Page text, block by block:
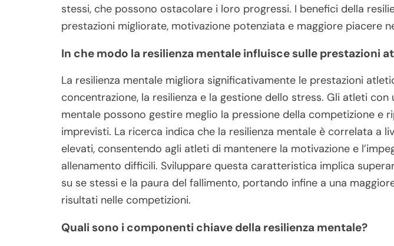
stessi, che possono ostacolare i loro progressi. I benefici della
prestazioni migliorate, motivazione potenziata e maggiore piacere
In che modo la resilienza mentale influisce sulle prestazioni
La resilienza mentale migliora significativamente le prestazioni
concentrazione, la resilienza e la gestione dello stress. Gli atleti con
mentale possono gestire meglio la pressione della competizione e
imprevisti. La ricerca indica che la resilienza mentale è correlata a
elevati, consentendo agli atleti di mantenere la motivazione e
allenamento difficili. Sviluppare questa caratteristica implica
su se stessi e la paura del fallimento, portando infine a una
risultati nelle competizioni.
Quali sono i componenti chiave della resilienza mentale?